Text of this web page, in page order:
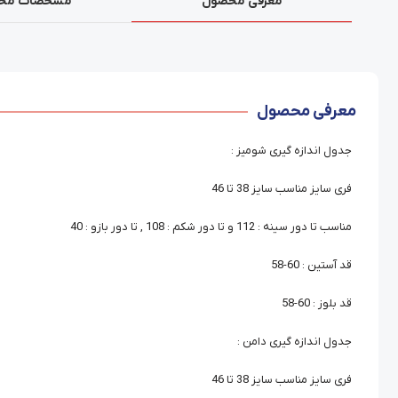
معرفی محصول
جدول اندازه گیری شومیز :
فری سایز مناسب سایز 38 تا 46
مناسب تا دور سینه : 112 و تا دور شکم : 108 , تا دور بازو : 40
قد آستین : 60-58
قد بلوز : 60-58
جدول اندازه گیری دامن :
فری سایز مناسب سایز 38 تا 46